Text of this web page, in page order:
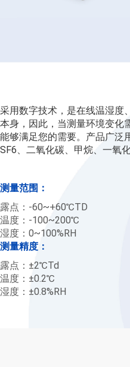
采用数字技术，是在线温湿度
本身，因此，当测量环境变化
能够满足您的需要。产品广泛
SF6、二氧化碳、甲烷、一氧
测量范围：
露点：-60~+60℃TD
温度：-100~200℃
湿度：0~100%RH
测量精度：
露点：±2℃Td
温度：±0.2℃
湿度：±0.8%RH